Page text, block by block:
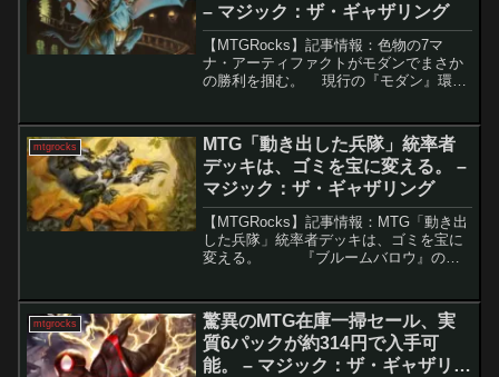
– マジック：ザ・ギャザリング
【MTGRocks】記事情報：色物の7マ
ナ・アーティファクトがモダンでまさか
の勝利を掴む。 現行の『モダン』環境
まさに“箱から飛び出したニコル・ボーラ
スのお気に入...
mtgrocks
MTG「動き出した兵隊」統率者
デッキは、ゴミを宝に変える。 –
マジック：ザ・ギャザリング
【MTGRocks】記事情報：MTG「動き出
した兵隊」統率者デッキは、ゴミを宝に
変える。 『ブルームバロウ』のメ
した。ベルギーのMTG YouTub...
mtgrocks
驚異のMTG在庫一掃セール、実
質6パックが約314円で入手可
能。 – マジック：ザ・ギャザリン